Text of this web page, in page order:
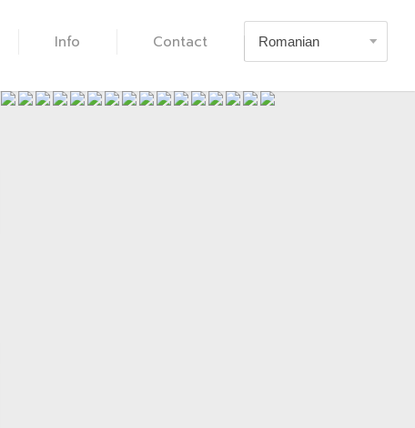
Info Contact